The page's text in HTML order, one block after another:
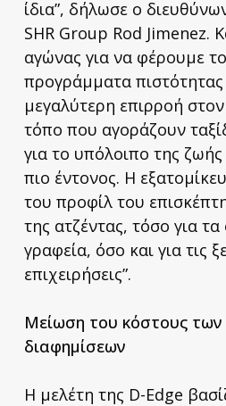
ίδια”, δήλωσε ο
SHR Group Rod Jimenez.
αγώνας για να φέρουμε
προγράμματα
μεγαλύτερη επιρροή
τόπο που αγοράζουν
για το υπόλοιπο της ζωής
πιο έντονος. Η
του προφίλ του
της ατζέντας, τόσο για
γραφεία, όσο και για τις
επιχειρήσεις”.
Μείωση του κόστους
διαφημίσεων
Η μελέτη της D-Edge